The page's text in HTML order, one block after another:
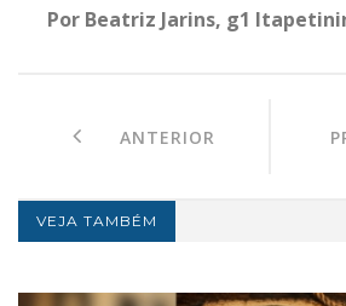
Por Beatriz Jarins, g1
ANTERIOR
VEJA TAMBÉM